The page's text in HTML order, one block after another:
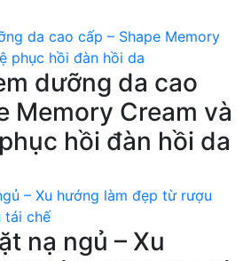
dưỡng da cao
Memory Cream và
hồi đàn hồi da
nạ ngủ – Xu